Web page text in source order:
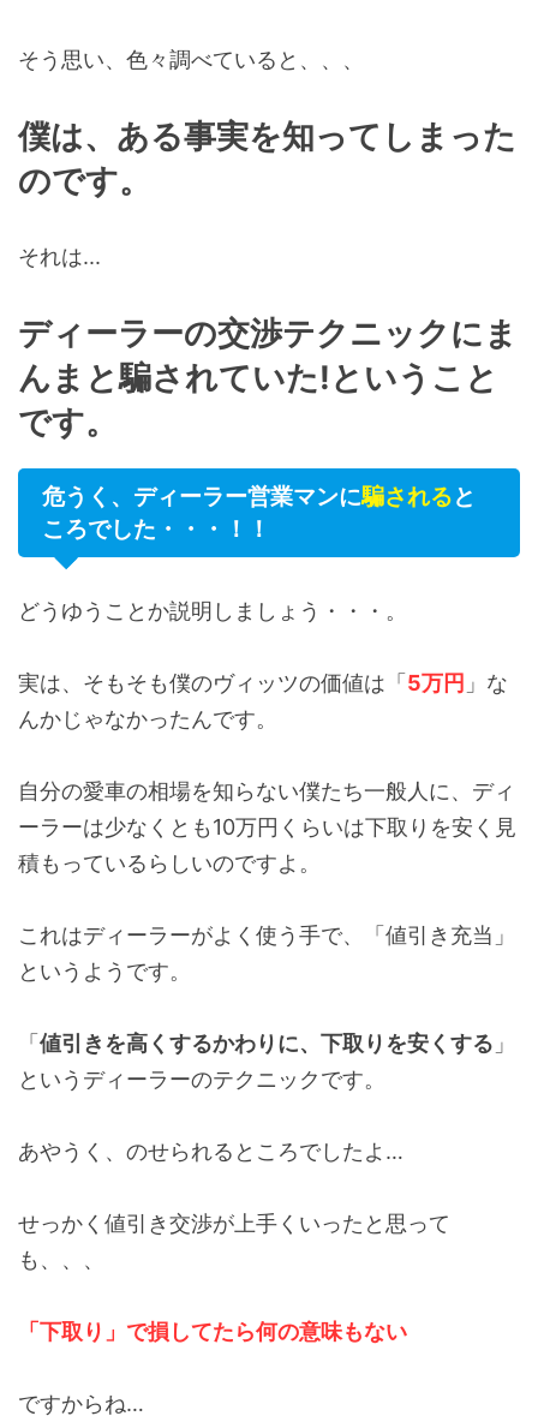
そう思い、色々調べていると、、、
僕は、ある事実を知ってしまった
のです。
それは...
ディーラーの交渉テクニックにま
んまと騙されていた!ということ
です。
危うく、ディーラー営業マンに騙されると
ころでした・・・！！
どうゆうことか説明しましょう・・・。
実は、そもそも僕のヴィッツの価値は「 5万円 」な
んかじゃなかったんです。
自分の愛車の相場を知らない僕たち一般人に、ディ
ーラーは少なくとも10万円くらいは下取りを安く見
積もっているらしいのですよ。
これはディーラーがよく使う手で、「値引き充当」
というようです。
「 値引きを高くするかわりに、下取りを安くする 」
というディーラーのテクニックです。
あやうく、のせられるところでしたよ…
せっかく値引き交渉が上手くいったと思って
も、、、
「下取り」で損してたら何の意味もない
ですからね…